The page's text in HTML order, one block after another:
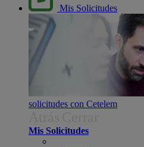
Mis Solicitudes
solicitudes con Cetelem
Mis Solicitudes